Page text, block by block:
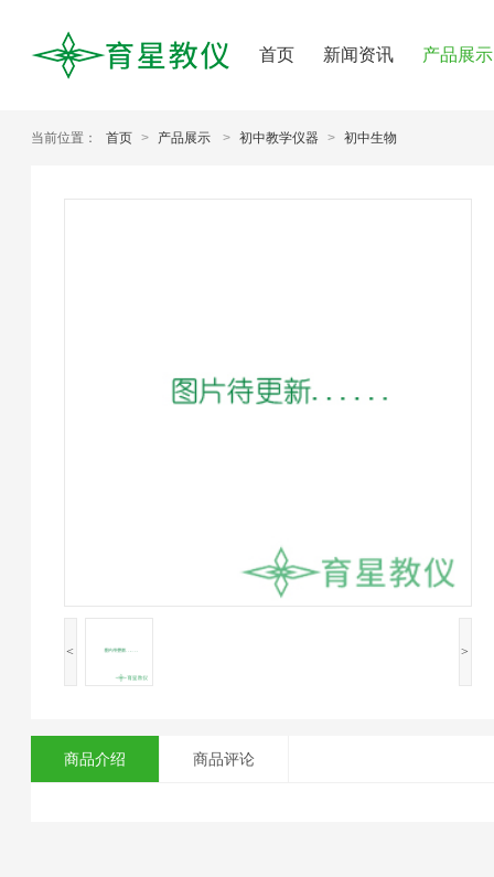
首页 新闻资讯 产品展示
当前位置： 首页 > 产品展示 > 初中教学仪器 > 初中生物
< >
商品介绍 商品评论